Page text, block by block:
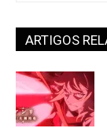
ARTIGOS